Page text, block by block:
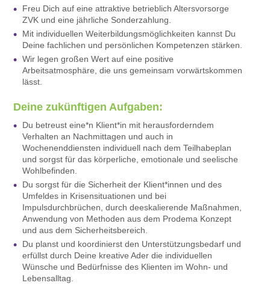
Freu Dich auf eine attraktive betrieblich Altersvorsorge
ZVK und eine jährliche Sonderzahlung.
Mit individuellen Weiterbildungsmöglichkeiten kannst Du
Deine fachlichen und persönlichen Kompetenzen stärken.
Wir legen großen Wert auf eine positive
Arbeitsatmosphäre, die uns gemeinsam vorwärtskommen
lässt.
Deine zukünftigen Aufgaben:
Du betreust eine*n Klient*in mit herausforderndem
Verhalten an Nachmittagen und auch in
Wochenenddiensten individuell nach dem Teilhabeplan
und sorgst für das körperliche, emotionale und seelische
Wohlbefinden.
Du sorgst für die Sicherheit der Klient*innen und des
Umfeldes in Krisensituationen und bei
Impulsdurchbrüchen, durch deeskalierende Maßnahmen,
Anwendung von Methoden aus dem Prodema Konzept
und aus dem Sicherheitsbereich.
Du planst und koordinierst den Unterstützungsbedarf und
erfüllst durch Deine kreative Ader die individuellen
Wünsche und Bedürfnisse des Klienten im Wohn- und
Lebensalltag.